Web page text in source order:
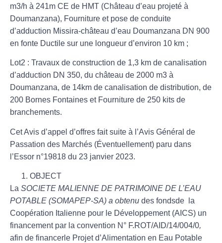
m3/h à 241m CE de HMT (Château d’eau projeté à
Doumanzana), Fourniture et pose de conduite
d’adduction Missira-château d’eau Doumanzana DN 900
en fonte Ductile sur une longueur d’environ 10 km ;
Lot2 : Travaux de construction de 1,3 km de canalisation
d’adduction DN 350, du château de 2000 m3 à
Doumanzana, de 14km de canalisation de distribution, de
200 Bornes Fontaines et Fourniture de 250 kits de
branchements.
Cet Avis d’appel d’offres fait suite à l’Avis Général de
Passation des Marchés (Éventuellement) paru dans
l’Essor n°19818 du 23 janvier 2023.
OBJECT
La SOCIETE MALIENNE DE PATRIMOINE DE L’EAU
POTABLE (SOMAPEP-SA) a obtenu des fondsde la
Coopération Italienne pour le Développement (AICS) un
financement par la convention N° F.ROT/AID/14/004/0,
afin de financerle Projet d’Alimentation en Eau Potable